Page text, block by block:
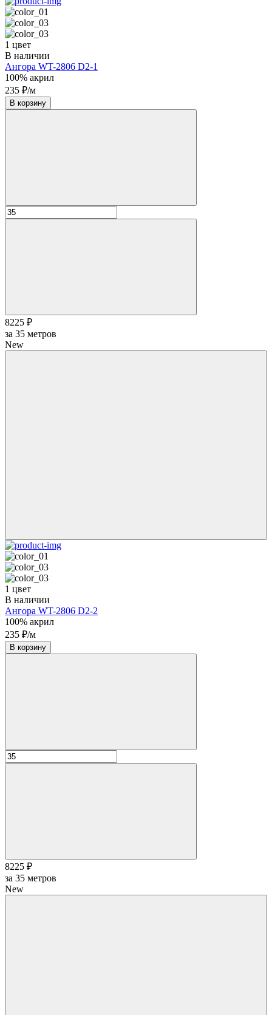
1 цвет
В наличии
Ангора WT-2806 D2-1
100% акрил
235 ₽/м
В корзину
8225 ₽
за 35 метров
New
1 цвет
В наличии
Ангора WT-2806 D2-2
100% акрил
235 ₽/м
В корзину
8225 ₽
за 35 метров
New